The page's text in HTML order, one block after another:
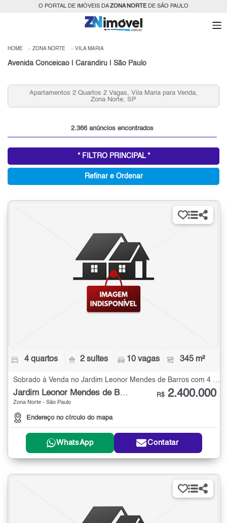
O PORTAL DE IMÓVEIS DAZONA NORTEDE SÃO PAULO
HOME ZONA NORTE VILA MARIA
Avenida Conceicao | Carandiru | São Paulo
Apartamentos 2 Quartos 2 Vagas, Vila Maria para Venda,
Zona Norte, SP
2.366 anúncios encontrados
* FILTRO PRINCIPAL *
Refinar e Ordenar
4 quartos 2 suítes 10 vagas 345 m²
Sobrado à Venda no Jardim Leonor Mendes de Barros com 4 quartos - 345 m²
Jardim Leonor Mendes de Barros
Zona Norte - São Paulo
Endereço no círculo do mapa
R$ 2.400.000
WhatsApp Contatar